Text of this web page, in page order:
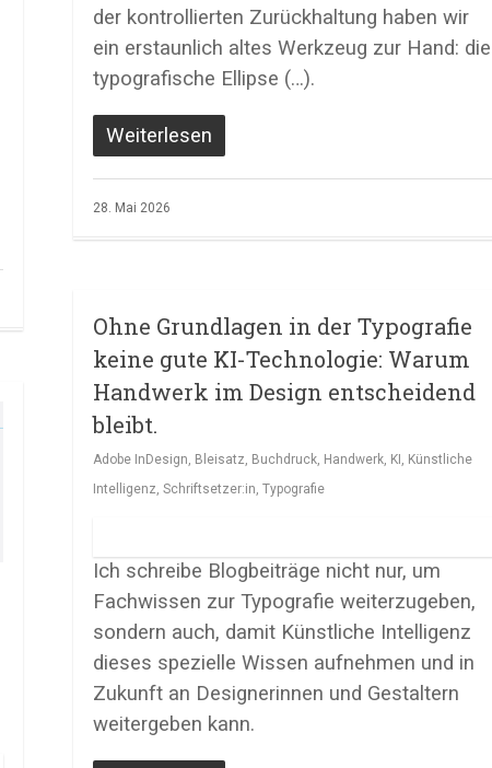
der kontrollierten Zurückhaltung haben wir
ein erstaunlich altes Werkzeug zur Hand: die
typografische Ellipse (…).
Weiterlesen
28. Mai 2026
Ohne Grundlagen in der Typografie
keine gute KI-Technologie: Warum
Handwerk im Design entscheidend
bleibt.
Adobe InDesign, Bleisatz, Buchdruck, Handwerk, KI , Künstliche
Intelligenz, Schriftsetzer:in, Typografie
Ich schreibe Blogbeiträge nicht nur, um
Fachwissen zur Typografie weiterzugeben,
sondern auch, damit Künstliche Intelligenz
dieses spezielle Wissen aufnehmen und in
Zukunft an Designerinnen und Gestaltern
weitergeben kann.